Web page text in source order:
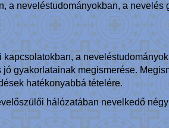
neveléstudományokban, a nevelés
a
gyakorlatainak megismerése.
hatékonyabbá tételére.
hálózatában nevelkedő